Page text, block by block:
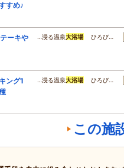
すめ♪
ーキや
…浸る温泉大浴場 ひろび…
ング1
…浸る温泉大浴場 ひろび…
この施